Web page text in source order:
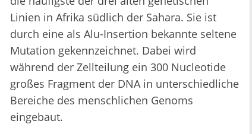
Linien in Afrika südlich der Sahara. Sie ist
durch eine als Alu-Insertion bekannte seltene
Mutation gekennzeichnet. Dabei wird
während der Zellteilung ein 300 Nucleotide
großes Fragment der DNA in unterschiedliche
Bereiche des menschlichen Genoms
eingebaut.